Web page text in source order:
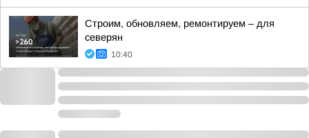
Строим, обновляем, ремонтируем – для
северян
10:40